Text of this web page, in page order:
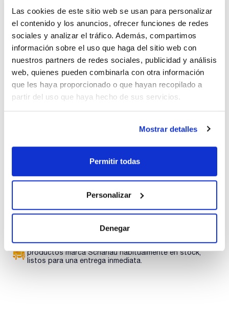
Las cookies de este sitio web se usan para personalizar
el contenido y los anuncios, ofrecer funciones de redes
sociales y analizar el tráfico. Además, compartimos
información sobre el uso que haga del sitio web con
nuestros partners de redes sociales, publicidad y análisis
web, quienes pueden combinarla con otra información
que les haya proporcionado o que hayan recopilado a
partir del uso que haya hecho de sus servicios.
Mostrar detalles
Permitir todas
Personalizar
Denegar
Imprimir ficha de
producto
Características
Modelo : CS.195.054
Construcción armario : Alto, 1 puerta
Color cuerpo/puerta : Gris antracita/Amarillo seguridad
Equipamiento : Cuerpo sin equipamiento interior, con puerta
apertura izquierda
Carga máxima (kg) : 600
Peso (Kg) : 51
productos químicos no inflamables, en particular tóxicos,
Cumple con los requisitos exigidos por la APQ-MIE-ITC-10
en chapa de acero de alta calidad, resistente a los arañazos
- Ningún uso no autorizado: Puertas que se pueden bloquear
- Fácil instalación: Pies ajustables para salvar las
- Ventilación: Ventilación natural gracias a aperturas para la
ventilación en la parte inferior del armario, apto para la
conexión a un sistema de extracción forzada
Ver más
Regístrate para
descargas
COA
descargas
descargas
Los productos marcados con esta imagen son
productos marca Scharlau habitualmente en stock,
listos para una entrega inmediata.